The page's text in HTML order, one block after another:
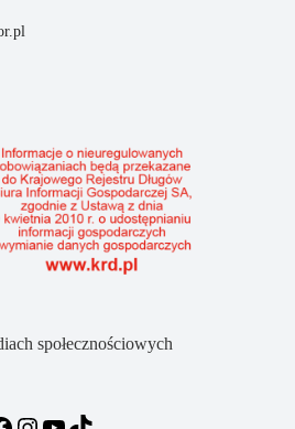
społecznościowych